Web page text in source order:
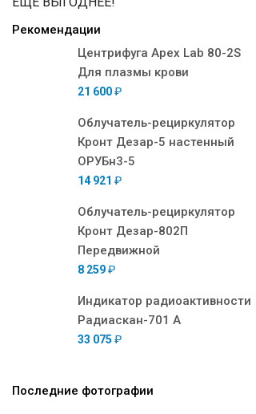
Рекомендации
Центрифуга Apex Lab 80-2S
Для плазмы крови
21 600₽
Облучатель-рециркулятор
Кронт Дезар-5 настенный
ОРУБн3-5
14 921 ₽
Облучатель-рециркулятор
Кронт Дезар-802П
Передвижной
8 259₽
Индикатор радиоактивности
Радиаскан-701 А
33 075 ₽
Последние фотографии